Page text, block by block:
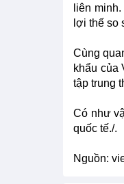
liên
lợi thế so
Cùng
khẩu của
tập trung
Có như
quốc tế./.
Nguồn: